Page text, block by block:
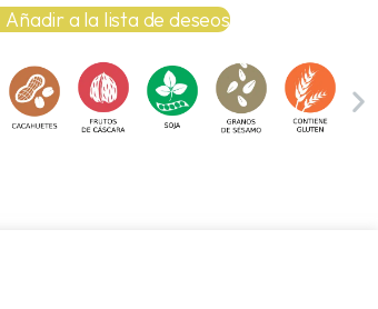
Añadir a la lista de deseos